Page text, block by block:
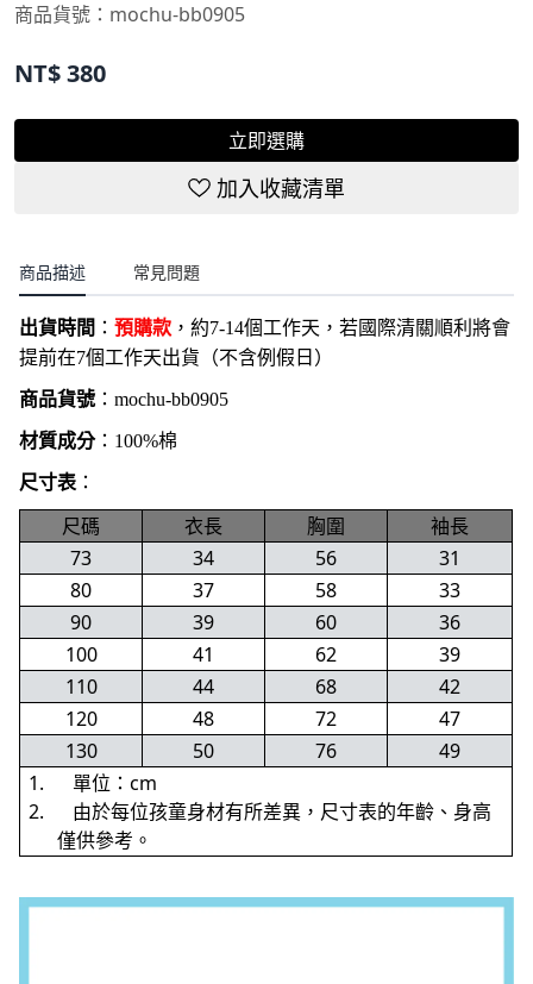
商品貨號： mochu-bb0905
NT$380
立即選購
加入收藏清單
商品描述 常見問題
出貨時間 ： 預購款 ，約7-14個工作天，若國際清關順利將會
提前在7個工作天出貨（不含例假日）
商品貨號： mochu-bb0905
材質成分：100%棉
尺寸表 ：
尺碼 衣長 胸圍
袖長
73
34 56
31
80
37 58
33
90
39 60
36
100
41 62
39
110
44 68
42
120
48 72
47
130
50 76
49
1. 單位：cm
2. 由於每位孩童身材有所差異，尺寸表的年齡、身高
僅供參考。